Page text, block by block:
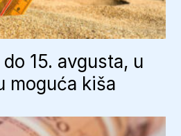
15. avgusta, u
moguća kiša